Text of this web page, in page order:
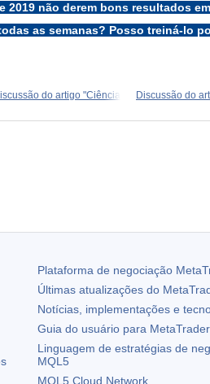
2019 não derem bons resultados
as semanas? Posso treiná-lo
do artigo "Ciência Discussão do
Plataforma de negociação
Últimas atualizações do
Notícias, implementações e
Guia do usuário para
Linguagem de estratégias de
MQL5
MQL5 Cloud Network